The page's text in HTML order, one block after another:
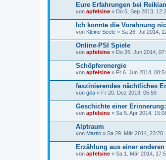
Eure Erfahrungen bei
von apfelsine » Do 5. Sep 2013,
Ich konnte die Vorahnung
von Kleine Seele » Sa 26. Jul 2014,
Online-PSI Spiele
von apfelsine » Do 26. Jun 2014,
Schöpferenergie
von apfelsine » Fr 6. Jun 2014,
faszinierendes nächtliches
von gilla » Fr 20. Dez 2013, 05:59
Geschichte einer
von apfelsine » Sa 5. Apr 2014,
Alptraum
von Martin » Sa 29. Mär 2014, 23:20
Erzählung aus einer
von apfelsine » Sa 1. Mär 2014,